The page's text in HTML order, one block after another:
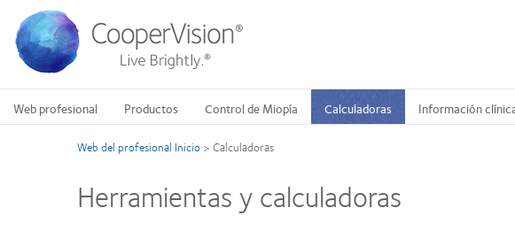
contenido
principal
Web profesional Productos Control de Miopía Calculadoras Información
Web del profesional Inicio > Calculadoras
Herramientas y calculadoras